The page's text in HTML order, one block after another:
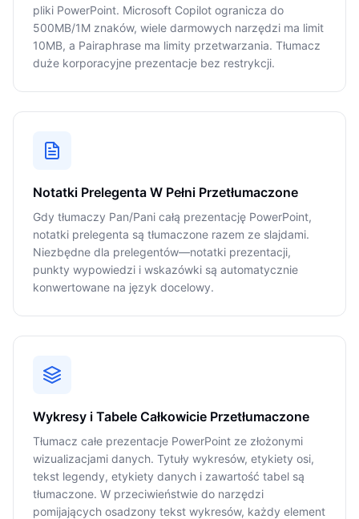
pliki PowerPoint. Microsoft Copilot ogranicza do
500MB/1M znaków, wiele darmowych narzędzi ma limit
10MB, a Pairaphrase ma limity przetwarzania. Tłumacz
duże korporacyjne prezentacje bez restrykcji.
Notatki Prelegenta W Pełni Przetłumaczone
Gdy tłumaczy Pan/Pani całą prezentację PowerPoint,
notatki prelegenta są tłumaczone razem ze slajdami.
Niezbędne dla prelegentów—notatki prezentacji,
punkty wypowiedzi i wskazówki są automatycznie
konwertowane na język docelowy.
Wykresy i Tabele Całkowicie Przetłumaczone
Tłumacz całe prezentacje PowerPoint ze złożonymi
wizualizacjami danych. Tytuły wykresów, etykiety osi,
tekst legendy, etykiety danych i zawartość tabel są
tłumaczone. W przeciwieństwie do narzędzi
pomijających osadzony tekst wykresów, każdy element